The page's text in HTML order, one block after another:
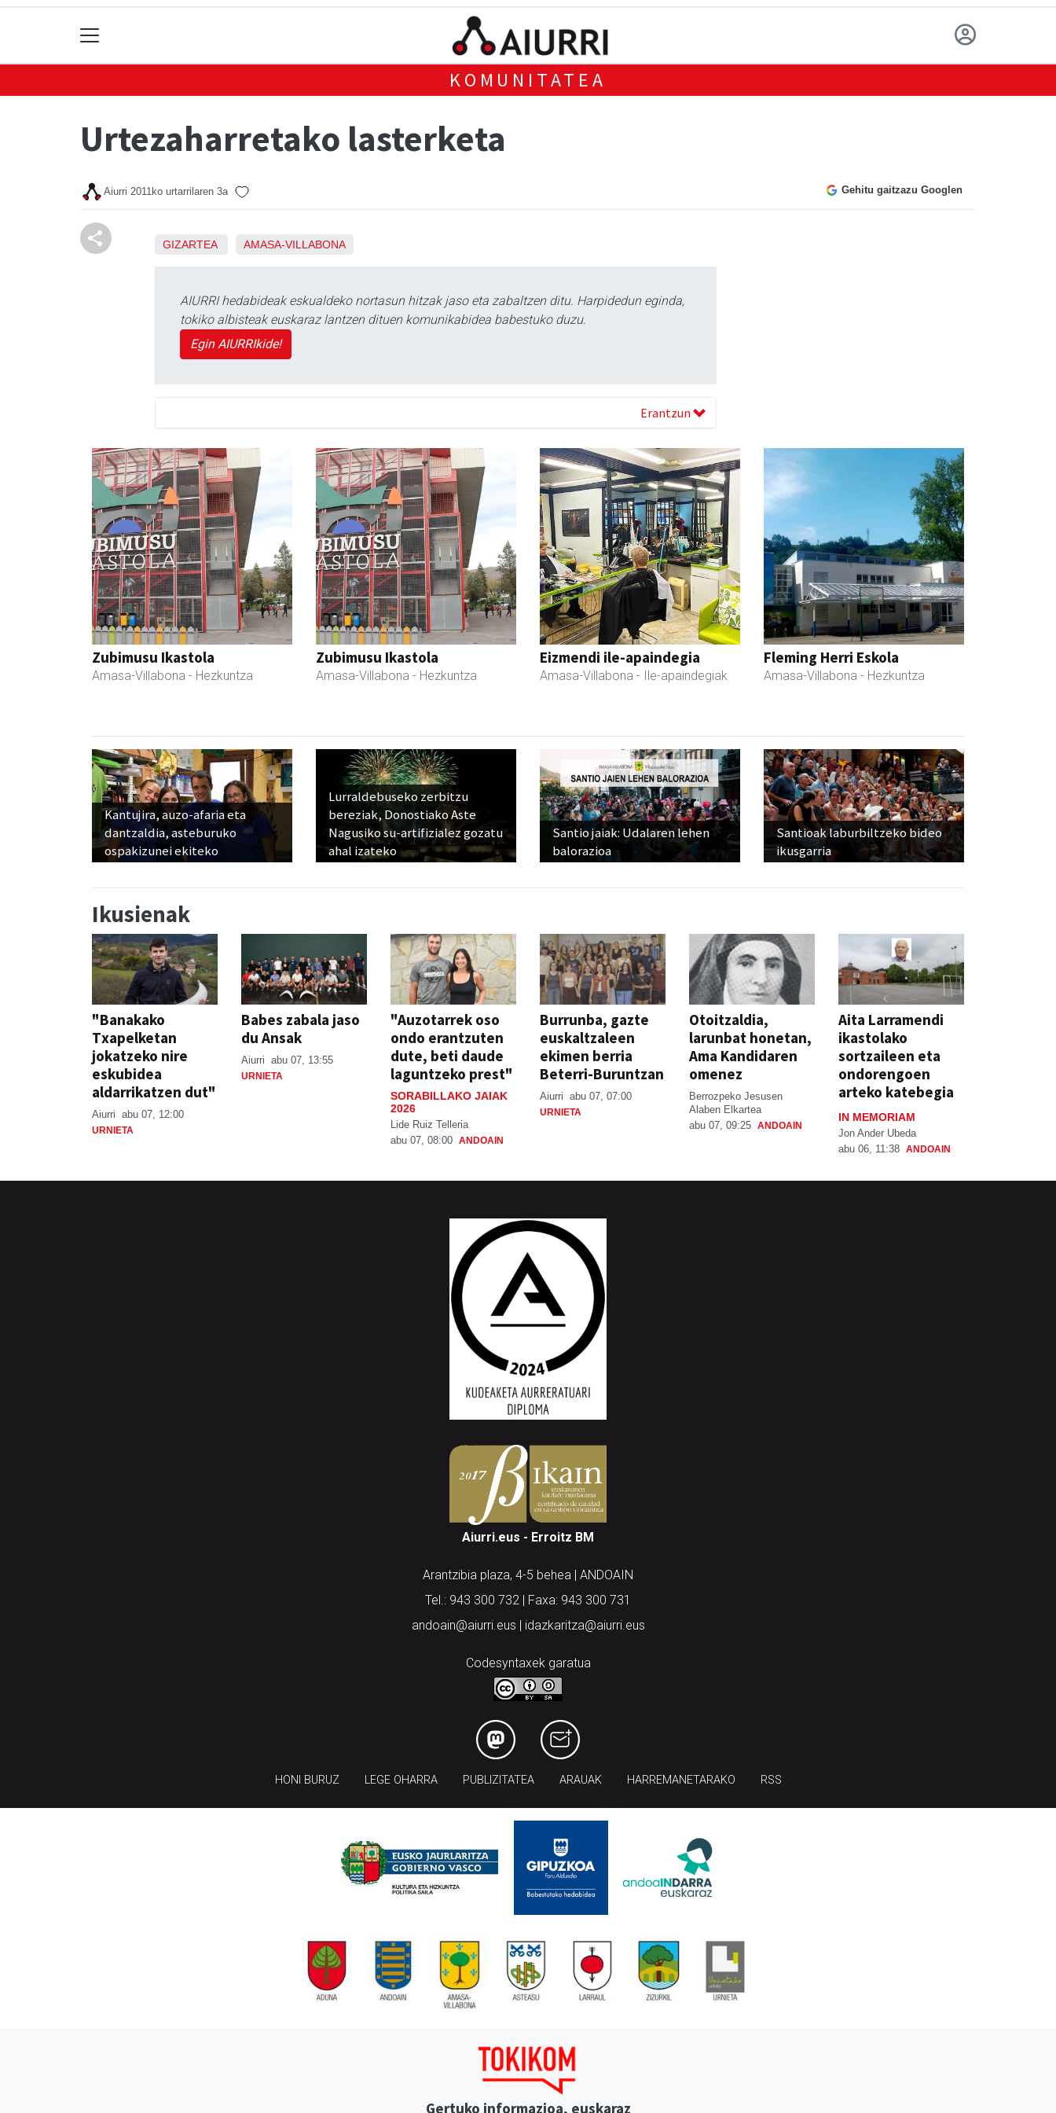
KOMUNITATEA
Urtezaharretako lasterketa
Aiurri 2011ko urtarrilaren 3a Gehitu gaitzazu Googlen
GIZARTEA AMASA-VILLABONA
AIURRI hedabideak eskualdeko nortasun hitzak jaso eta zabaltzen ditu. Harpidedun eginda,
tokiko albisteak euskaraz lantzen dituen komunikabidea babestuko duzu.
Egin AIURRIkide!
Erantzun
Zubimusu Ikastola
Amasa-Villabona - Hezkuntza
Zubimusu Ikastola
Amasa-Villabona - Hezkuntza
Eizmendi ile-apaindegia
Amasa-Villabona - Ile-apaindegiak
Fleming Herri Eskola
Amasa-Villabona - Hezkuntza
Kantujira, auzo-afaria eta
dantzaldia, asteburuko
ospakizunei ekiteko
Lurraldebuseko zerbitzu
bereziak, Donostiako Aste
Nagusiko su-artifizialez gozatu
ahal izateko
Santio jaiak: Udalaren lehen
balorazioa
Santioak laburbiltzeko bideo
ikusgarria
Ikusienak
"Banakako
Txapelketan
jokatzeko nire
eskubidea
aldarrikatzen dut"
Aiurri abu 07, 12:00
URNIETA
Babes zabala jaso
du Ansak
Aiurri abu 07, 13:55
URNIETA
"Auzotarrek oso
ondo erantzuten
dute, beti daude
laguntzeko prest"
SORABILLAKO JAIAK
2026
Lide Ruiz Telleria
abu 07, 08:00 ANDOAIN
Burrunba, gazte
euskaltzaleen
ekimen berria
Beterri-Buruntzan
Aiurri abu 07, 07:00
URNIETA
Otoitzaldia,
larunbat honetan,
Ama Kandidaren
omenez
Berrozpeko Jesusen
Alaben Elkartea
abu 07, 09:25 ANDOAIN
Aita Larramendi
ikastolako
sortzaileen eta
ondorengoen
arteko katebegia
IN MEMORIAM
Jon Ander Ubeda
abu 06, 11:38 ANDOAIN
Aiurri.eus - Erroitz BM
Arantzibia plaza, 4-5 behea | ANDOAIN
Tel.: 943 300 732 | Faxa: 943 300 731
andoain@aiurri.eus | idazkaritza@aiurri.eus
Codesyntaxek garatua
HONI BURUZ LEGE OHARRA PUBLIZITATEA ARAUAK HARREMANETARAKO RSS
Gertuko informazioa, euskaraz